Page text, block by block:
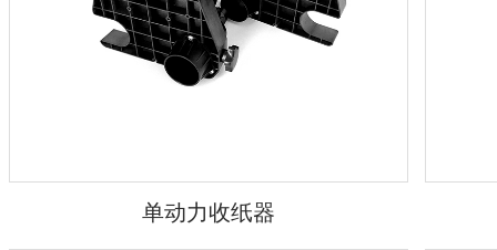
单动力收纸器